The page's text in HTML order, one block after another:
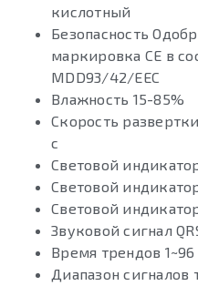
кислотный
Безопасность
маркировка CE в
MDD93/42/EEC
Влажность 15-85%
Скорость
с
Световой
Световой
Световой
Звуковой сигнал
Время трендов 1~96
Диапазон сигналов